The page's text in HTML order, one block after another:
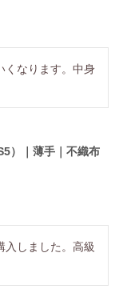
くなります。中身
）｜薄手｜不織布
入しました。高級